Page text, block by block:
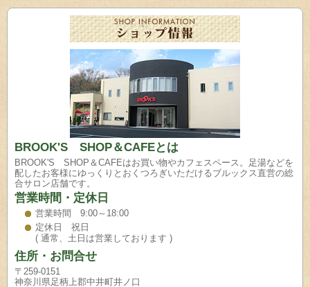
BROOK'S SHOP＆CAFEとは
BROOK'S SHOP＆CAFEはお買い物やカフェスペース。足湯などを
配したお客様にゆっくりとおくつろぎいただけるブルックス直営の総
合サロン店舗です。
営業時間・定休日
営業時間 9:00～18:00
定休日 祝日
( 通常、土日は営業しております )
住所・お問合せ
〒259-0151
神奈川県足柄上郡中井町井ノ口